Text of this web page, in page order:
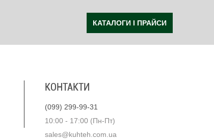
КАТАЛОГИ І ПРАЙСИ
КОНТАКТИ
(099) 299-99-31
10:00 - 17:00 (Пн-Пт)
sales@kuhteh.com.ua